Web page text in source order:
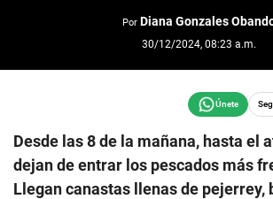
Por Diana Gonzales
30/12/2024, 08:23 a.m.
Desde las 8 de la mañana, hasta el
dejan de entrar los pescados más
Llegan canastas llenas de pejerrey,